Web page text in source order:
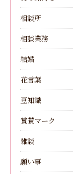
相談所
相談業務
結婚
花言葉
豆知識
賞賛マーク
雑談
願い事